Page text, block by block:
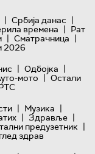
| Србија данас |
времена | Рат
| Сматрачница |
2026
| Одбојка |
мото | Остали
| Музика |
| Здравље |
предузетник |
здрав